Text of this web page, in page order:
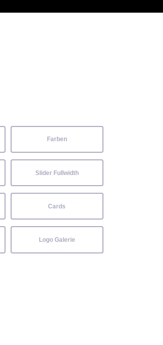
Farben
Slider Fullwidth
Cards
Logo Galerie